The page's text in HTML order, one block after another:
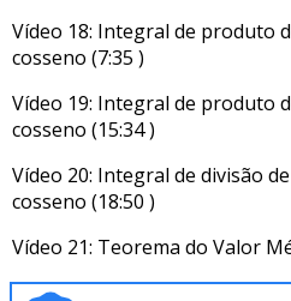
Vídeo 18: Integral de produto
cosseno (7:35 )
Vídeo 19: Integral de produto
cosseno (15:34 )
Vídeo 20: Integral de divisão
cosseno (18:50 )
Vídeo 21: Teorema do Valor